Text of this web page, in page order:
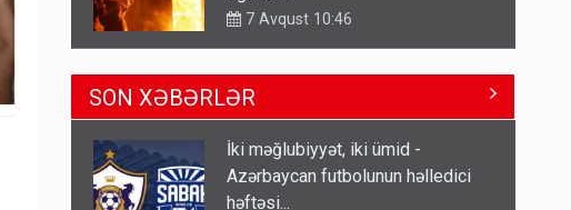
7 Avqust 09:15
Gedişi var, dönüşü yox: Bakı-
Tbilisi-Bakı qatarına bilet
7 Avqust 23:17
SON XƏBƏRLƏR
İki məğlubiyyət, iki ümid -
Azərbaycan futbolunun həlledici
həftəsi...